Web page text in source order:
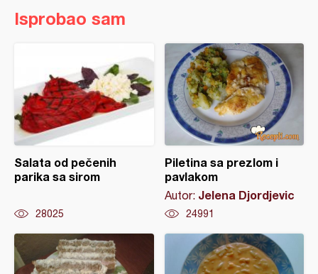
Isprobao sam
Salata od pečenih
parika sa sirom
28025
Piletina sa prezlom i
pavlakom
Autor: Jelena Djordjevic
24991